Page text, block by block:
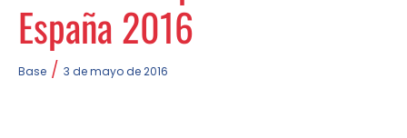
España 2016
Base / 3 de mayo de 2016